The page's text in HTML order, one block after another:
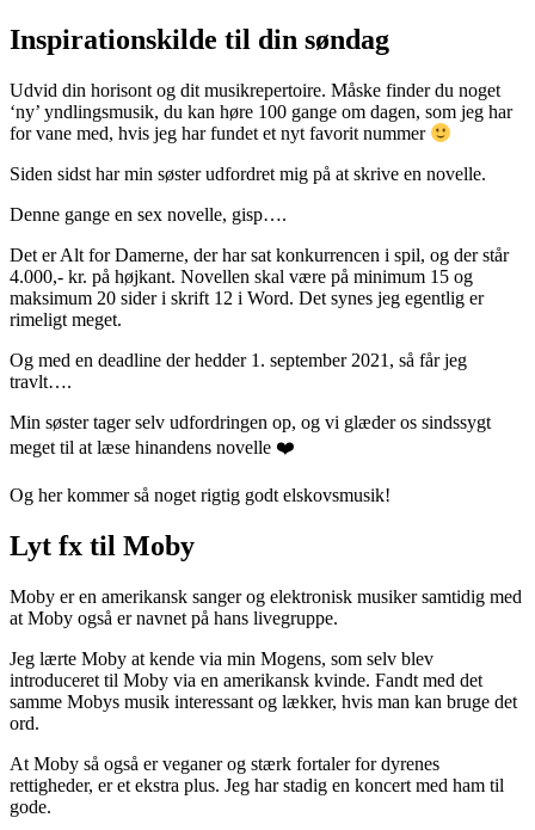
Inspirationskilde til din søndag
Udvid din horisont og dit musikrepertoire. Måske finder du noget
‘ny’ yndlingsmusik, du kan høre 100 gange om dagen, som jeg har
for vane med, hvis jeg har fundet et nyt favorit nummer
Siden sidst har min søster udfordret mig på at skrive en novelle.
Denne gange en sex novelle, gisp….
Det er Alt for Damerne, der har sat konkurrencen i spil, og der står
4.000,- kr. på højkant. Novellen skal være på minimum 15 og
maksimum 20 sider i skrift 12 i Word. Det synes jeg egentlig er
rimeligt meget.
Og med en deadline der hedder 1. september 2021, så får jeg
travlt….
Min søster tager selv udfordringen op, og vi glæder os sindssygt
meget til at læse hinandens novelle ❤️
Og her kommer så noget rigtig godt elskovsmusik!
Lyt fx til Moby
Moby er en amerikansk sanger og elektronisk musiker samtidig med
at Moby også er navnet på hans livegruppe.
Jeg lærte Moby at kende via min Mogens, som selv blev
introduceret til Moby via en amerikansk kvinde. Fandt med det
samme Mobys musik interessant og lækker, hvis man kan bruge det
ord.
At Moby så også er veganer og stærk fortaler for dyrenes
rettigheder, er et ekstra plus. Jeg har stadig en koncert med ham til
gode.